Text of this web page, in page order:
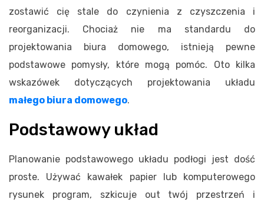
zostawić cię stale do czynienia z czyszczenia i
reorganizacji. Chociaż nie ma standardu do
projektowania biura domowego, istnieją pewne
podstawowe pomysły, które mogą pomóc. Oto kilka
wskazówek dotyczących projektowania układu
małego biura domowego.
Podstawowy układ
Planowanie podstawowego układu podłogi jest dość
proste. Używać kawałek papier lub komputerowego
rysunek program, szkicuje out twój przestrzeń i